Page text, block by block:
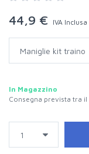
44,9 € IVA Inclusa
In Magazzino
Consegna prevista tra